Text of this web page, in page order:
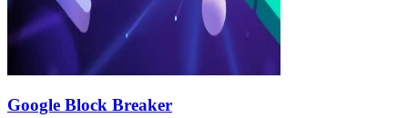
Google Block Breaker